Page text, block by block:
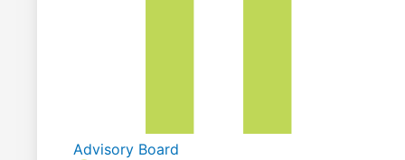
Advisory Board